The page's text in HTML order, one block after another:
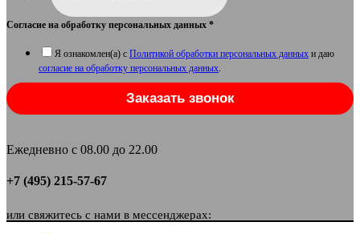
Согласие на обработку персональных данных *
Я ознакомлен(а) с Политикой обработки персональных данных и даю
согласие на обработку персональных данных.
Заказать звонок
Ежедневно с 08.00 до 22.00
+7 (495) 215-57-67
или свяжитесь с нами в мессенджерах: